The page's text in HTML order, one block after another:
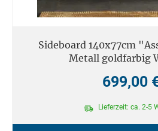
Sideboard 140x77cm
Metall goldfarbig
699,00
Lieferzeit: ca. 2-5